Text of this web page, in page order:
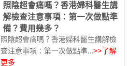
照陰超會痛嗎？香港婦科醫生講
解檢查注意事項：第一次做點準
備？費用幾多？
照陰超會痛嗎？香港婦科醫生講解檢
查注意事項：第一次做點準...>>了解
更多